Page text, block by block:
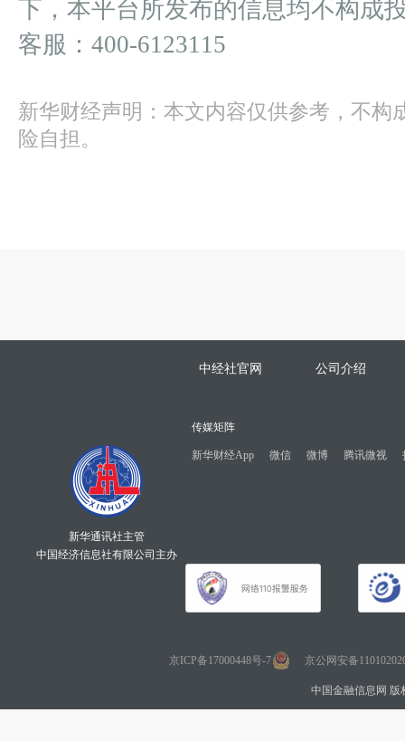
下，本平台所发布的信息均不构成
客服：400-6123115
新华财经声明：本文内容仅供参考，不构
险自担。
中经社官网 公司介绍
新华通讯社主管
中国经济信息社有限公司主办
传媒矩阵
新华财经App 微信 微博 腾讯微视
京ICP备17000448号-7 京公网安备
中国金融信息网 版